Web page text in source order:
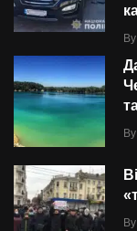
By
By
By